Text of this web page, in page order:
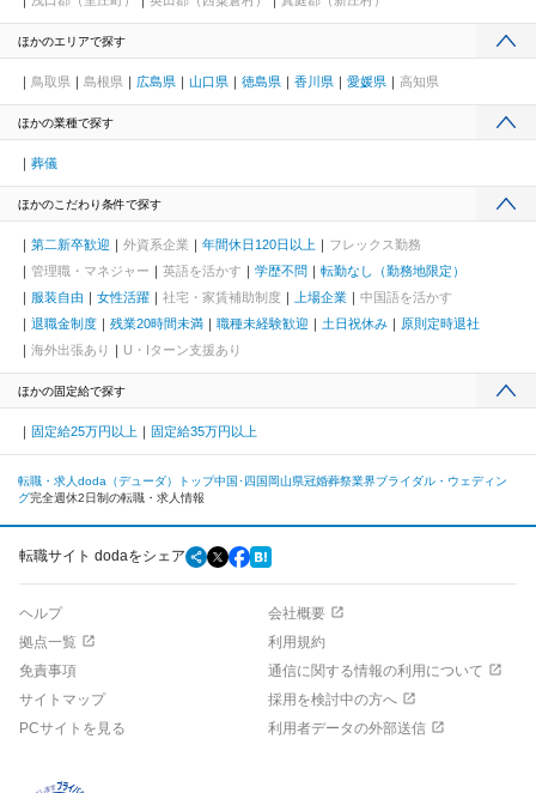
ほかのエリアで探す
鳥取県 島根県 広島県 山口県 徳島県 香川県 愛媛県 高知県
ほかの業種で探す
葬儀
ほかのこだわり条件で探す
第二新卒歓迎 外資系企業 年間休日120日以上
フレックス勤務
管理職・マネジャー
英語を活かす 学歴不問
転勤なし（勤務地限定）
服装自由
女性活躍 社宅・家賃補助制度 上場企業
中国語を活かす
退職金制度
残業20時間未満 職種未経験歓迎 土日祝休み
原則定時退社
海外出張あり
U・Iターン支援あり
ほかの固定給で探す
固定給25万円以上 固定給35万円以上
転職・求人doda（デューダ）トップ中国･四国 岡山県冠婚葬祭業界ブライダル・ウェディン
グ完全週休2日制の転職・求人情報
転職サイト dodaをシェア
ヘルプ
会社概要
拠点一覧
利用規約
免責事項
通信に関する情報の利用について
サイトマップ
採用を検討中の方へ
PCサイトを見る
利用者データの外部送信